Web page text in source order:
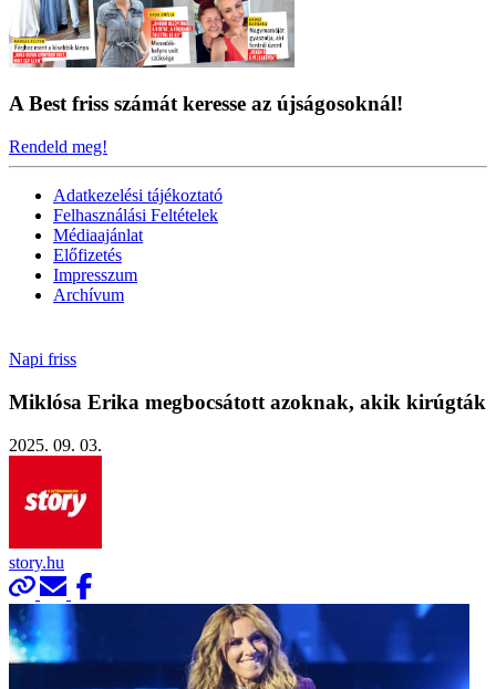
A Best friss számát keresse az újságosoknál!
Rendeld meg!
Adatkezelési tájékoztató
Felhasználási Feltételek
Médiaajánlat
Előfizetés
Impresszum
Archívum
Napi friss
Miklósa Erika megbocsátott azoknak, akik kirúgták
2025. 09. 03.
story.hu